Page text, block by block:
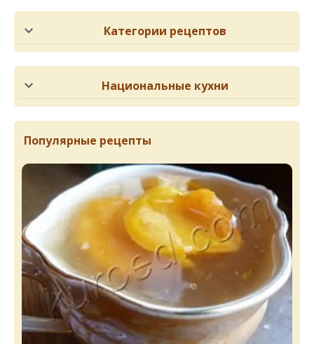
Категории рецептов
Национальные кухни
Популярные рецепты